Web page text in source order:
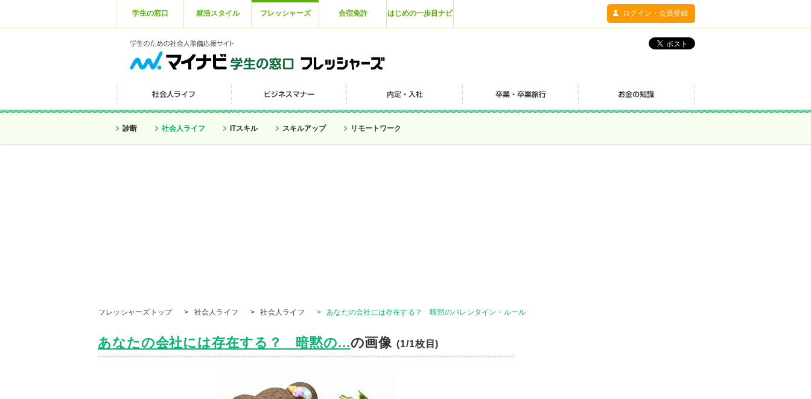
学生の窓口 就活スタイル フレッシャーズ 合宿免許 はじめの一歩目ナビ ログイン・会員登録
診断 社会人ライフ ITスキル スキルアップ リモートワーク
フレッシャーズトップ > 社会人ライフ > 社会人ライフ > あなたの会社には存在する？ 暗黙のバレンタイン・ルール
あなたの会社には存在する？ 暗黙の...の画像(1/1枚目)